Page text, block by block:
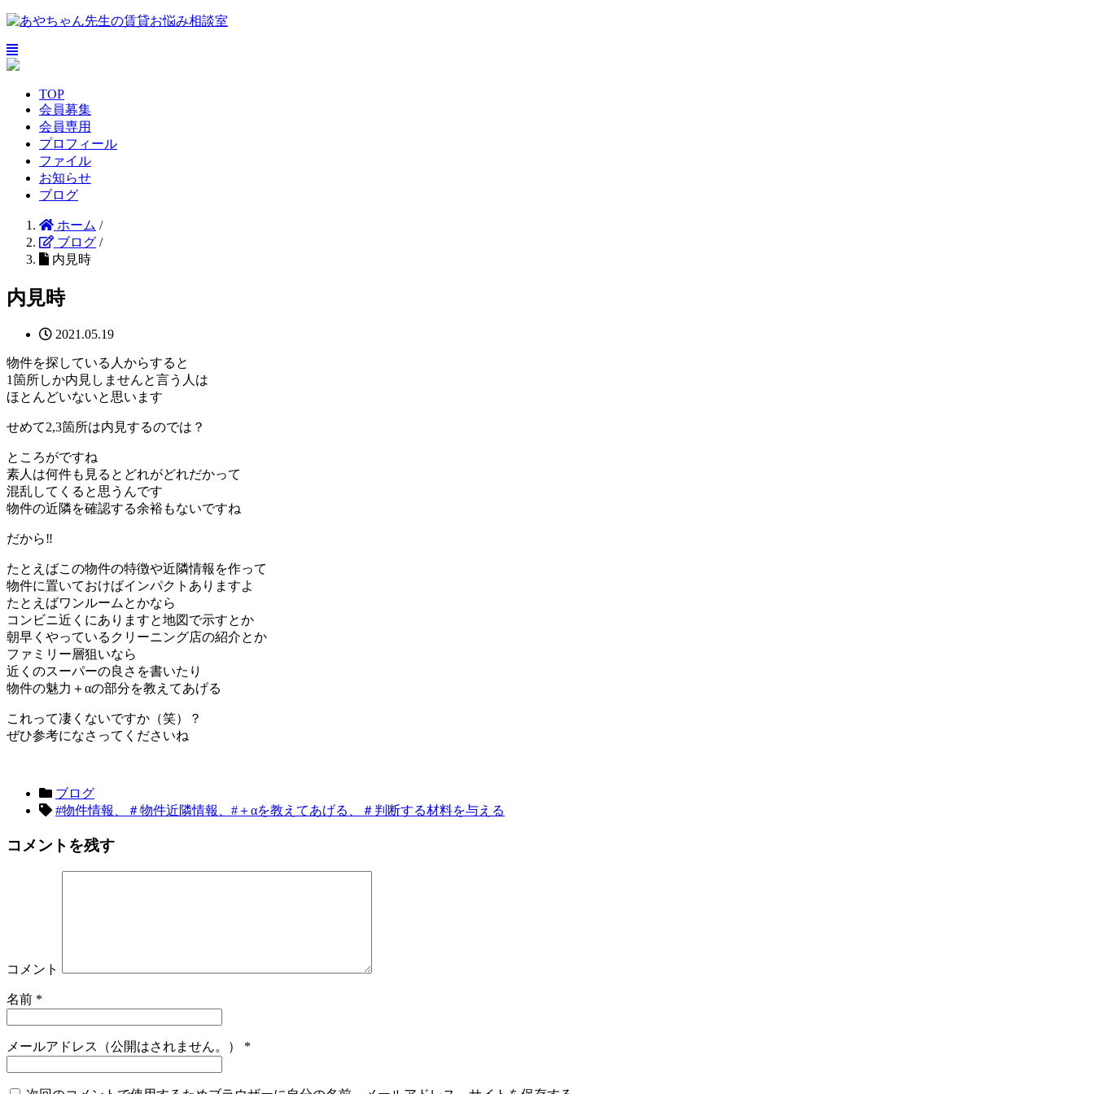
TOP
会員募集
会員専用
プロフィール
ファイル
お知らせ
ブログ
ホーム /
ブログ /
内見時
内見時
2021.05.19
物件を探している人からすると
1箇所しか内見しませんと言う人は
ほとんどいないと思います
せめて2,3箇所は内見するのでは？
ところがですね
素人は何件も見るとどれがどれだかって
混乱してくると思うんです
物件の近隣を確認する余裕もないですね
だから‼️
たとえばこの物件の特徴や近隣情報を作って
物件に置いておけばインパクトありますよ
たとえばワンルームとかなら
コンビニ近くにありますと地図で示すとか
朝早くやっているクリーニング店の紹介とか
ファミリー層狙いなら
近くのスーパーの良さを書いたり
物件の魅力＋αの部分を教えてあげる
これって凄くないですか（笑）？
ぜひ参考になさってくださいね
ブログ
#物件情報、＃物件近隣情報、#＋αを教えてあげる、＃判断する材料を与える
コメントを残す
コメント
名前 *
メールアドレス（公開はされません。） *